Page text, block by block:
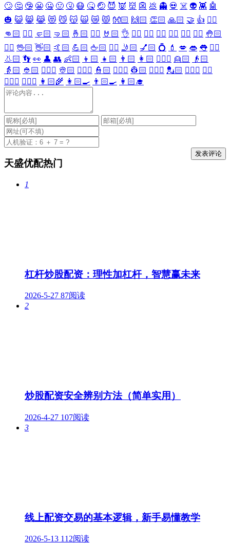
🙄 🤔 🤥 😬 🤐 🤢 🤧 😷 🤒 🤕 😈 👿 👹 👺 💩 👻 💀 ☠️ 👽 👾 🤖
🎃 😺 😸 😹 😻 😼 😽 🙀 😿 😾 👐🏻 🙌🏻 👏🏻 🙏🏻 🤝 👍 👎🏻
👊🏻 ✊🏻 🤛🏻 🤜🏻 🤞🏻 ✌🏻 🤘🏻 👌 👈🏻 👉🏻 👆🏻 👇🏻 ☝🏻 ✋🏻 🤚🏻
🖐🏻 🖖🏻 👋🏻 🤙🏻 💪🏻 🖕🏻 ✍🏻 🤳🏻 💅🏻 💍 💄 💋 👄 👅 👂🏻
👃🏻 👣 👀 👤 👥 👶🏻 👦🏻 👧🏻 👨🏻 👩🏻 👱🏻‍♀️ 👱🏻
👴🏻
👵🏻 👲🏻 👳🏻‍♀️ 👳🏻 👮🏻‍♀️ 👮🏻 👷🏻‍♀️ 👷🏻 💂🏻‍♀️ 💂🏻 🕵🏻‍♀️ 🕵🏻
👩🏻‍⚕️ 👨🏻‍⚕️ 👩🏻‍🌾 👩🏻‍🍳 👨🏻‍🍳 👩🏻‍🎓
天盛优配热门
1
杠杆炒股配资：理性加杠杆，智慧赢未来
2026-5-27 87阅读
2
炒股配资安全辨别方法（简单实用）
2026-4-27 107阅读
3
线上配资交易的基本逻辑，新手易懂教学
2026-5-13 112阅读